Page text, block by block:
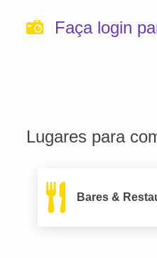
Faça login
Lugares para
Bares &